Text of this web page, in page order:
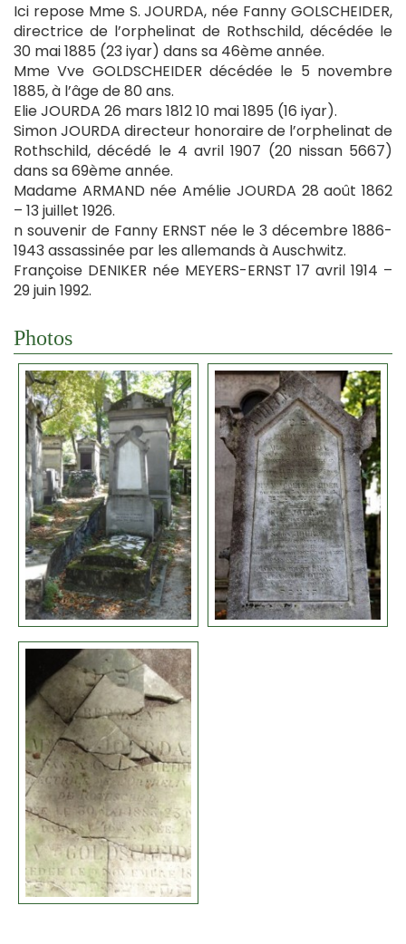
Ici repose Mme S. JOURDA, née Fanny GOLSCHEIDER,
directrice de l’orphelinat de Rothschild, décédée le
30 mai 1885 (23 iyar) dans sa 46ème année.
Mme Vve GOLDSCHEIDER décédée le 5 novembre
1885, à l’âge de 80 ans.
Elie JOURDA 26 mars 1812 10 mai 1895 (16 iyar).
Simon JOURDA directeur honoraire de l’orphelinat de
Rothschild, décédé le 4 avril 1907 (20 nissan 5667)
dans sa 69ème année.
Madame ARMAND née Amélie JOURDA 28 août 1862
– 13 juillet 1926.
n souvenir de Fanny ERNST née le 3 décembre 1886-
1943 assassinée par les allemands à Auschwitz.
Françoise DENIKER née MEYERS-ERNST 17 avril 1914 –
29 juin 1992.
Photos